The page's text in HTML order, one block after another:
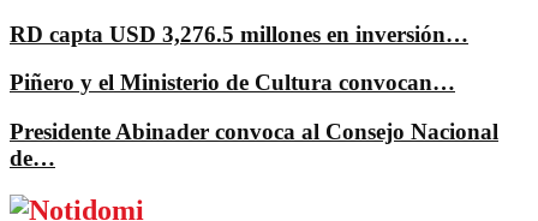
RD capta USD 3,276.5 millones en inversión…
Piñero y el Ministerio de Cultura convocan…
Presidente Abinader convoca al Consejo Nacional
de…
Facebook
Twitter
Instagram
Pinterest
Youtube